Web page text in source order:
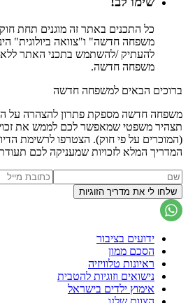
כל התכנים באתר זה מוגנים תחת חוק
משפחה חדשה" ו"צוואה ביולוגית"
להעתיק /להשתמש בתכני האתר ללא
משפחה חדשה.
ברוכים הבאים למשפחה חדשה
משפחה חדשה מספקת פתרון להצהרה על
תצהיר משפטי שמאפשר לכם לממש את
(המוכרים על פי חוק). הצטרפו לרשימת
המדריך המלא לזכויות שמעניקה לכם תעודת
ידועים בציבור
הסכם ממון
ראיונות טלוויזיה
נישואים וזוגיות להטבית
אימוץ ילדים בישראל